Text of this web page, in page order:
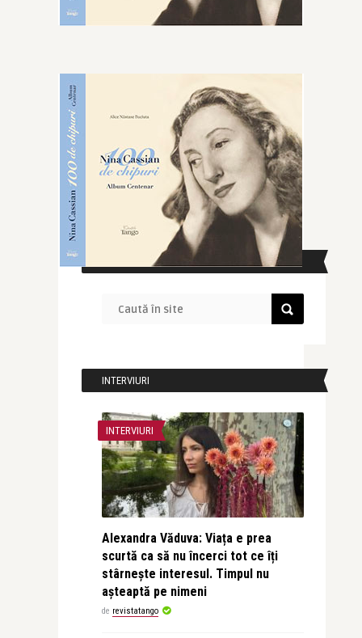
CAUTĂ ÎN SITE
INTERVIURI
INTERVIURI
Alexandra Văduva: Viața e prea
scurtă ca să nu încerci tot ce îți
stârnește interesul. Timpul nu
așteaptă pe nimeni
de revistatango